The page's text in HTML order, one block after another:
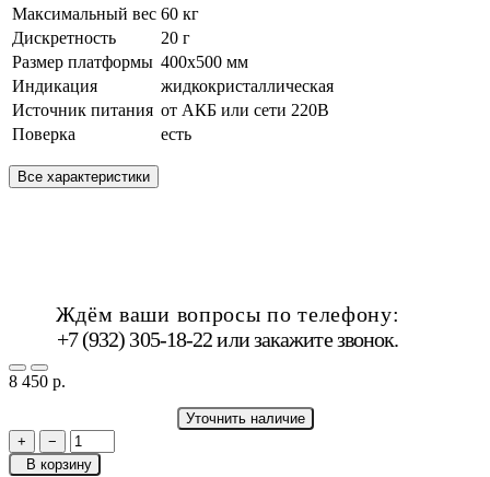
Максимальный вес 60 кг
Дискретность
20 г
Размер платформы 400х500 мм
Индикация
жидкокристаллическая
Источник питания от АКБ или сети 220В
Поверка
есть
Все характеристики
Ждём ваши вопросы по телефону:
+7 (932) 305-18-22 илизакажите звонок.
8 450 р.
Уточнить наличие
+
−
В корзину